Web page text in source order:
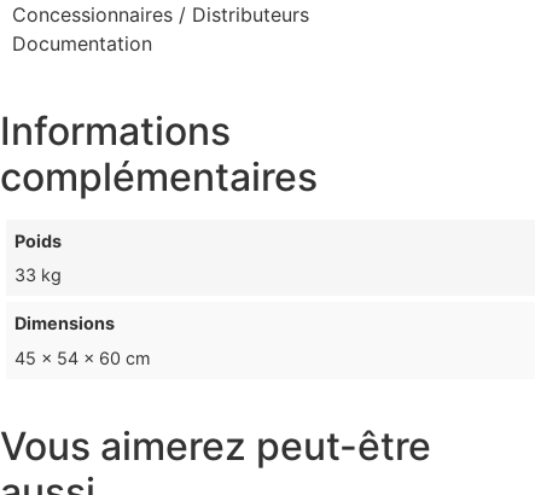
Concessionnaires / Distributeurs
Documentation
Informations
complémentaires
Poids
33 kg
Dimensions
45 × 54 × 60 cm
Vous aimerez peut-être